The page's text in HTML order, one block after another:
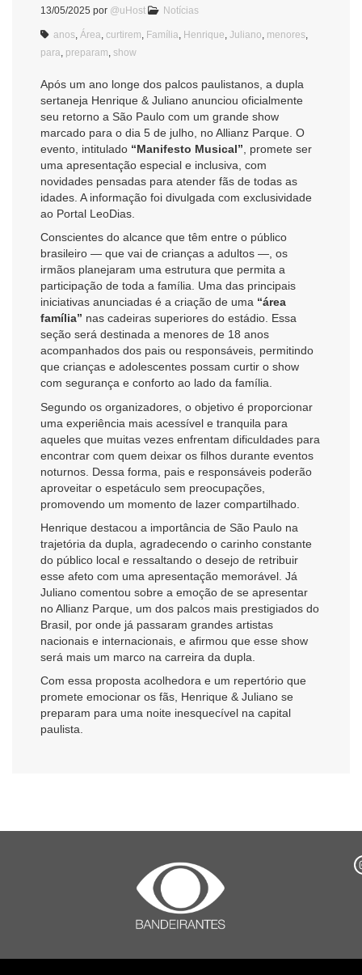
13/05/2025 por @uHost Notícias
anos Área curtirem Família Henrique Juliano menores
para preparam show
Após um ano longe dos palcos paulistanos, a dupla
sertaneja Henrique & Juliano anunciou oficialmente
seu retorno a São Paulo com um grande show
marcado para o dia 5 de julho, no Allianz Parque. O
evento, intitulado “Manifesto Musical” , promete ser
uma apresentação especial e inclusiva, com
novidades pensadas para atender fãs de todas as
idades. A informação foi divulgada com exclusividade
ao Portal LeoDias.
Conscientes do alcance que têm entre o público
brasileiro — que vai de crianças a adultos —, os
irmãos planejaram uma estrutura que permita a
participação de toda a família. Uma das principais
iniciativas anunciadas é a criação de uma “área
família” nas cadeiras superiores do estádio. Essa
seção será destinada a menores de 18 anos
acompanhados dos pais ou responsáveis, permitindo
que crianças e adolescentes possam curtir o show
com segurança e conforto ao lado da família.
Segundo os organizadores, o objetivo é proporcionar
uma experiência mais acessível e tranquila para
aqueles que muitas vezes enfrentam dificuldades para
encontrar com quem deixar os filhos durante eventos
noturnos. Dessa forma, pais e responsáveis poderão
aproveitar o espetáculo sem preocupações,
promovendo um momento de lazer compartilhado.
Henrique destacou a importância de São Paulo na
trajetória da dupla, agradecendo o carinho constante
do público local e ressaltando o desejo de retribuir
esse afeto com uma apresentação memorável. Já
Juliano comentou sobre a emoção de se apresentar
no Allianz Parque, um dos palcos mais prestigiados do
Brasil, por onde já passaram grandes artistas
nacionais e internacionais, e afirmou que esse show
será mais um marco na carreira da dupla.
Com essa proposta acolhedora e um repertório que
promete emocionar os fãs, Henrique & Juliano se
preparam para uma noite inesquecível na capital
paulista.